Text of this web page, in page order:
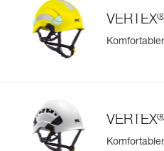
VERTEX
VERTEX